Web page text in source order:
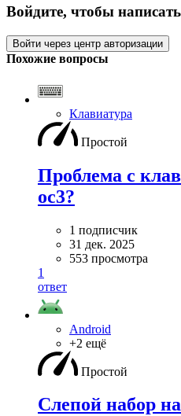
Войдите, чтобы написать
Войти через центр авторизации
Похожие вопросы
Клавиатура
Простой
Проблема с
oc3?
1 подписчик
31 дек. 2025
553 просмотра
1
ответ
Android
+2 ещё
Простой
Слепой набор